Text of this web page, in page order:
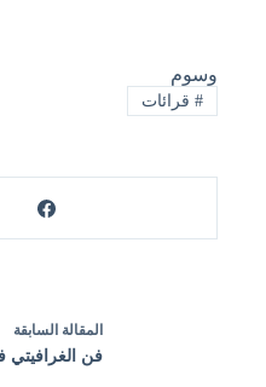
وسوم
#قرائات
المقالة السابقة
فن الغرافيتي